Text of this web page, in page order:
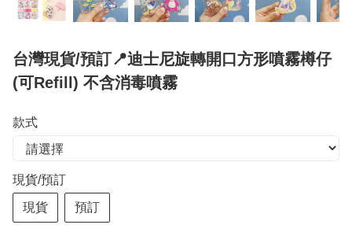
台灣現貨/預訂📍迪士尼旋轉開口方形噴霧樽仔
(可Refill) 不含消毒噴霧
款式
現貨/預訂
現貨 預訂